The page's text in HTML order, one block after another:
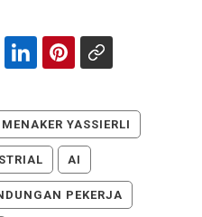
MENAKER YASSIERLI
AI
PEKERJA